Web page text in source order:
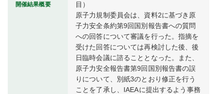
開催結果概要
目）
原子力規制委員会は、資料2に基づき原
子力安全条約第9回国別報告書への質問
への回答について審議を行った。指摘を
受けた回答については再検討した後、後
日臨時会議に諮ることとなった。また、
原子力安全報告書第9回国別報告書の誤
りについて、別紙3のとおり修正を行う
ことを了承し、IAEAに提出するよう事務